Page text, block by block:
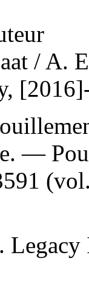
/ A.
—